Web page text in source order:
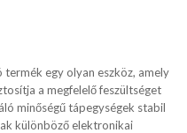
egy olyan eszköz, amely
a megfelelő feszültséget
minőségű tápegységek stabil
különböző elektronikai